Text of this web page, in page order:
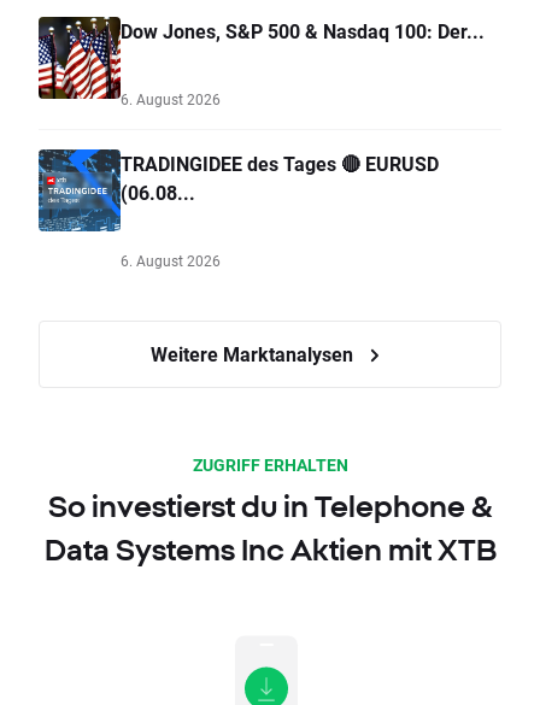
Dow Jones, S&P 500 & Nasdaq 100: Der...
6. August 2026
TRADINGIDEE des Tages 🔴 EURUSD
(06.08...
6. August 2026
Weitere Marktanalysen
ZUGRIFF ERHALTEN
So investierst du in Telephone &
Data Systems Inc Aktien mit XTB